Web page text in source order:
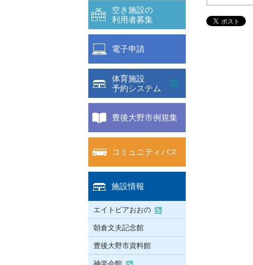
空き施設の
利用者募集
電子申請
体育施設
予約システム
豊後大野市例規集
コミュニティバス
施設情報
エイトピアおおの
朝倉文夫記念館
豊後大野市資料館